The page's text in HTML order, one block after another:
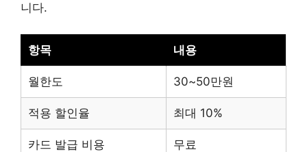
니다.
항목 내용
월한도 30~50만원
적용 할인율 최대 10%
카드 발급 비용 무료